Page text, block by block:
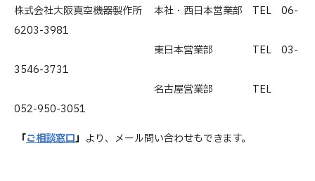
株式会社大阪真空機器製作所 本社・西日本営業部 TEL 06-
6203-3981
東日本営業部 TEL 03-
3546-3731
名古屋営業部 TEL
052-950-3051
「ご相談窓口」 より、メール問い合わせもできます。